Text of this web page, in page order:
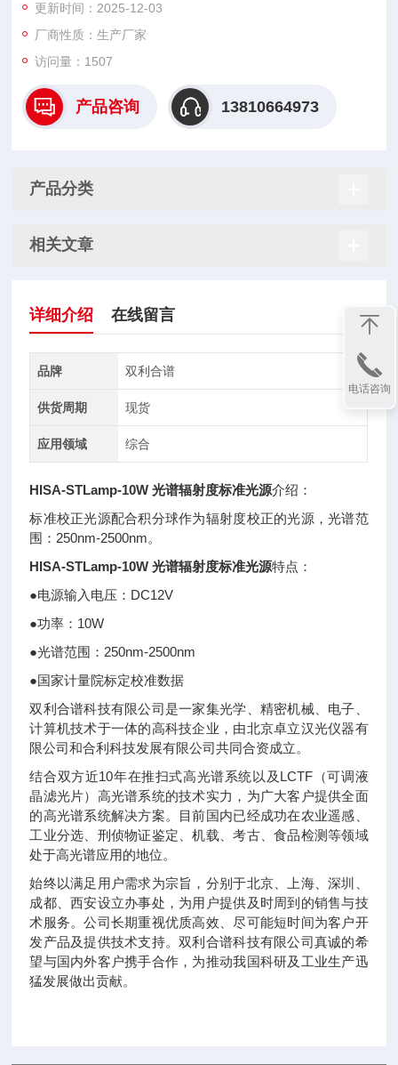
更新时间：2025-12-03
厂商性质：生产厂家
访问量：1507
产品咨询 13810664973
产品分类
相关文章
详细介绍 在线留言
品牌 双利合谱
供货周期 现货
应用领域 综合
HISA-STLamp-10W 光谱辐射度标准光源介绍：
标准校正光源配合积分球作为辐射度校正的光源，光谱范
围：250nm-2500nm。
HISA-STLamp-10W 光谱辐射度标准光源特点：
●电源输入电压：DC12V
●功率：10W
●光谱范围：250nm-2500nm
●国家计量院标定校准数据
双利合谱科技有限公司是一家集光学、精密机械、电子、
计算机技术于一体的高科技企业，由北京卓立汉光仪器有
限公司和合利科技发展有限公司共同合资成立。
结合双方近10年在推扫式高光谱系统以及LCTF（可调液
晶滤光片）高光谱系统的技术实力，为广大客户提供全面
的高光谱系统解决方案。目前国内已经成功在农业遥感、
工业分选、刑侦物证鉴定、机载、考古、食品检测等领域
处于高光谱应用的地位。
始终以满足用户需求为宗旨，分别于北京、上海、深圳、
成都、西安设立办事处，为用户提供及时周到的销售与技
术服务。公司长期重视优质高效、尽可能短时间为客户开
发产品及提供技术支持。双利合谱科技有限公司真诚的希
望与国内外客户携手合作，为推动我国科研及工业生产迅
猛发展做出贡献。
电话咨询